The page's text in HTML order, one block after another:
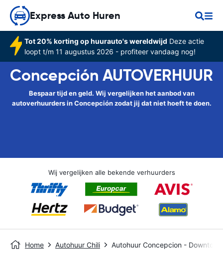
Express Auto Huren
Tot 20% korting op huurauto's wereldwijd Deze actie
loopt t/m 11 augustus 2026 - profiteer vandaag nog!
Concepción AUTOVERHUUR
Bespaar tijd en geld. Wij vergelijken het aanbod van
autoverhuurders in Concepción zodat jij dat niet hoeft te doen.
Wij vergelijken alle bekende verhuurders
Home Autohuur Chili Autohuur Concepcion - Downtown